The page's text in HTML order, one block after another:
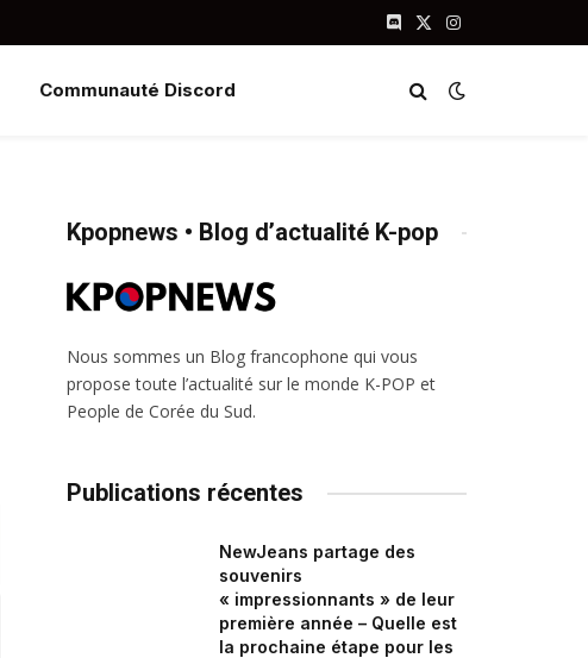
Discord
X
Instagram
Communauté Discord
Kpopnews • Blog d’actualité K-pop
Nous sommes un Blog francophone qui vous
propose toute l’actualité sur le monde K-POP et
People de Corée du Sud.
Publications récentes
NewJeans partage des
souvenirs
« impressionnants » de leur
première année – Quelle est
la prochaine étape pour les